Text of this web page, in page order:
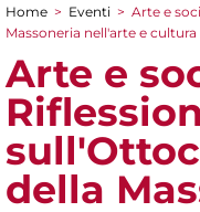
Tu sei qui
Home > Eventi > Arte e
Massoneria nell'arte e
Arte e
della